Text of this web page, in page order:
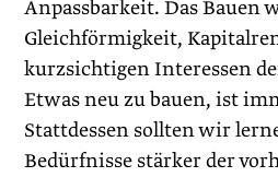
Anpassbarkeit. Das Bauen
Gleichförmigkeit,
kurzsichtigen Interessen
Etwas neu zu bauen, ist
Stattdessen sollten wir
Bedürfnisse stärker der